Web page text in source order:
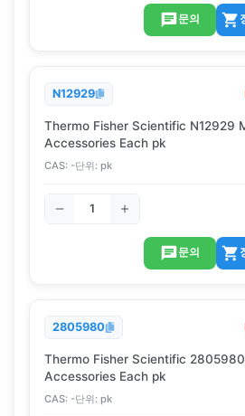
문의
N12929
Thermo Fisher Scientific N12929
Accessories Each pk
CAS: -단위: pk
문의
2805980
Thermo Fisher Scientific
Accessories Each pk
CAS: -단위: pk